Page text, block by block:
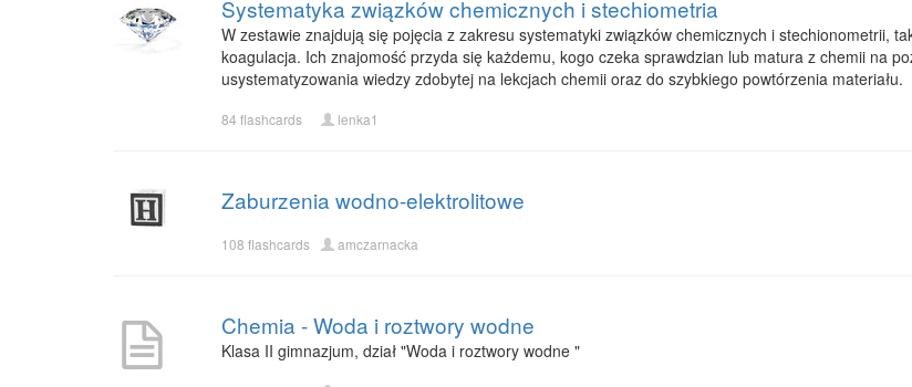
Systematyka związków chemicznych i stechiometria
W zestawie znajdują się pojęcia z zakresu systematyki związków chemicznych i stechionometrii,
koagulacja. Ich znajomość przyda się każdemu, kogo czeka sprawdzian lub matura z chemii na
usystematyzowania wiedzy zdobytej na lekcjach chemii oraz do szybkiego powtórzenia materiału.
84 flashcards lenka1
Zaburzenia wodno-elektrolitowe
108 flashcards amczarnacka
Chemia - Woda i roztwory wodne
Klasa II gimnazjum, dział "Woda i roztwory wodne "